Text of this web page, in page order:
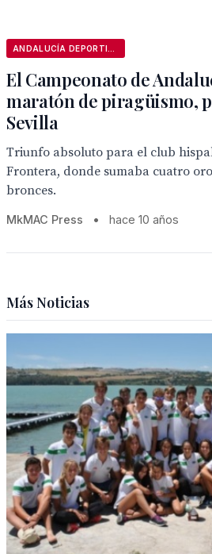
El Campeonato de
maratón de piragüismo,
Sevilla
Triunfo absoluto para el club
Frontera, donde sumaba cuatro
bronces.
MkMAC Press • hace 10 años
Más Noticias